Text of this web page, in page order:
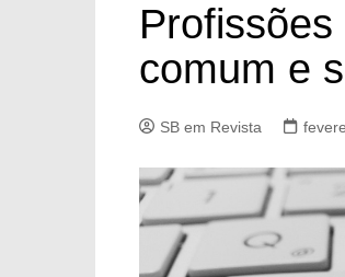
comum e
SB em Revista